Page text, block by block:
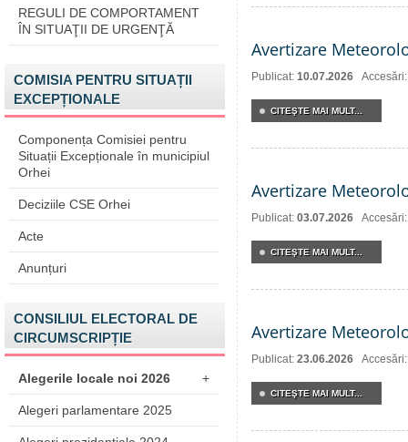
REGULI DE COMPORTAMENT
ÎN SITUAŢII DE URGENŢĂ
COMISIA PENTRU SITUAȚII
EXCEPȚIONALE
Componența Comisiei pentru
Situații Excepționale în municipiul
Orhei
Deciziile CSE Orhei
Acte
Anunțuri
CONSILIUL ELECTORAL DE
CIRCUMSCRIPȚIE
Alegerile locale noi 2026 +
Alegeri parlamentare 2025
Avertizare
Publicat: 10.07.2026
CITEŞTE MAI MULT...
Avertizare
Publicat: 03.07.2026
CITEŞTE MAI MULT...
Avertizare
Publicat: 23.06.2026
CITEŞTE MAI MULT...